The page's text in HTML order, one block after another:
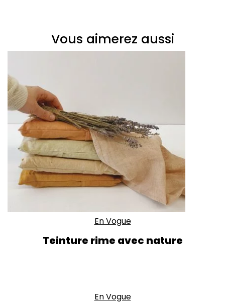
Vous aimerez aussi
En Vogue
Teinture rime avec nature
En Vogue